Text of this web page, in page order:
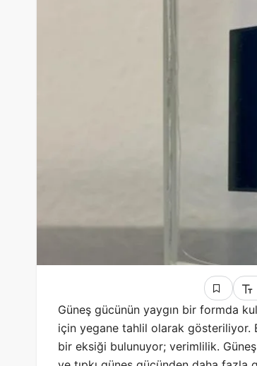
Güneş gücünün yaygın bir formda
için yegane tahlil olarak gösteriliyor.
bir eksiği bulunuyor; verimlilik.